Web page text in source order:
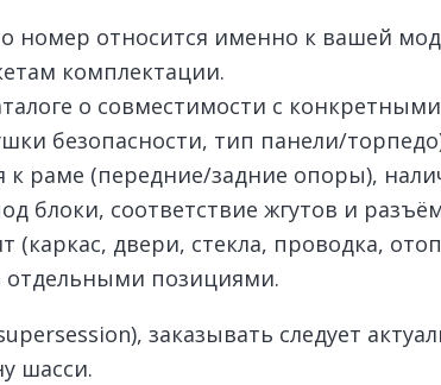
номер относится именно к вашей
комплектации.
о совместимости с
безопасности, тип панели/
раме (передние/задние опоры),
блоки, соответствие жгутов и
(каркас, двери, стекла, проводка,
отдельными позициями.
заказывать следует
шасси.